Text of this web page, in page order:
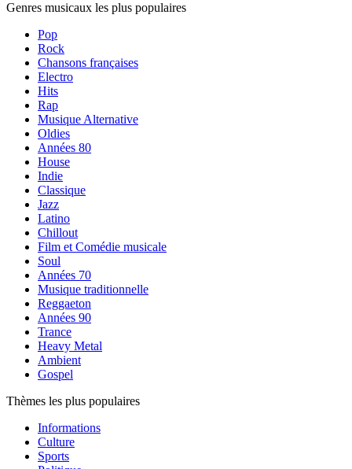
Genres musicaux les plus populaires
Pop
Rock
Chansons françaises
Electro
Hits
Rap
Musique Alternative
Oldies
Années 80
House
Indie
Classique
Jazz
Latino
Chillout
Film et Comédie musicale
Soul
Années 70
Musique traditionnelle
Reggaeton
Années 90
Trance
Heavy Metal
Ambient
Gospel
Thèmes les plus populaires
Informations
Culture
Sports